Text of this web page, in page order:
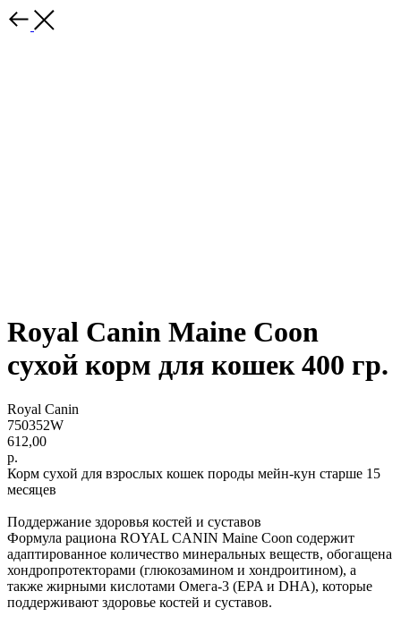
Royal Canin Maine Coon
сухой корм для кошек 400 гр.
Royal Canin
750352W
612,00
р.
Корм сухой для взрослых кошек породы мейн-кун старше 15
месяцев
Поддержание здоровья костей и суставов
Формула рациона ROYAL CANIN Maine Coon содержит
адаптированное количество минеральных веществ, обогащена
хондропротекторами (глюкозамином и хондроитином), а
также жирными кислотами Омега-3 (EPA и DHA), которые
поддерживают здоровье костей и суставов.